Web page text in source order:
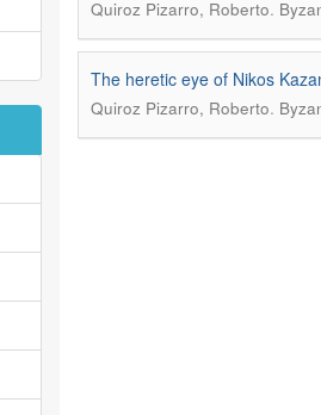
Quiroz Pizarro, Roberto.
The heretic eye of Nikos
Quiroz Pizarro, Roberto.